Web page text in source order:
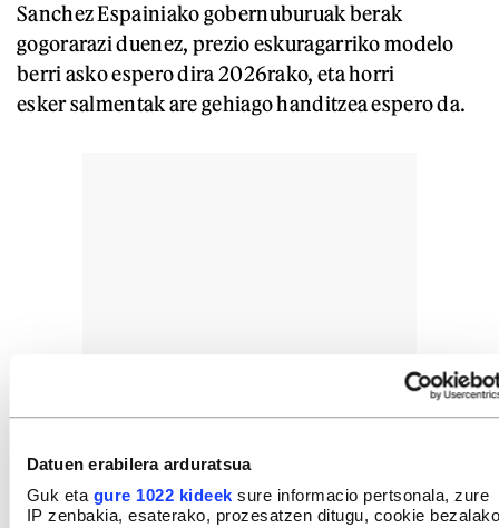
Datuen erabilera arduratsua
Guk eta gure 1022 kideek sure informacio pertsonala, zure
IP zenbakia, esaterako, prozesatzen ditugu, cookie bezalako
Sanchez Espainiako gobernuburuak berak
gogorarazi duenez, prezio eskuragarriko modelo
berri asko espero dira 2026rako, eta horri
esker salmentak are gehiago handitzea espero da.